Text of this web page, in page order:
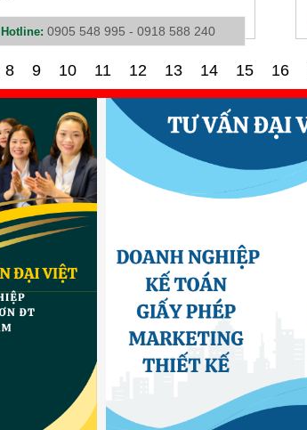
Hotline:0905 548 995 - 0918 588 240
8 9 10 11 12 13 14 15 16